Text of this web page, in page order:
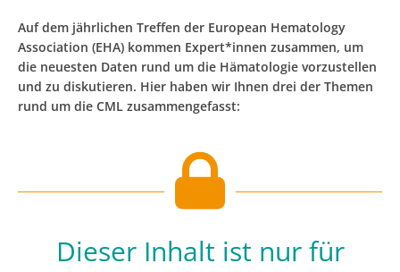
Auf dem jährlichen Treffen der European Hematology
Association (EHA) kommen Expert*innen zusammen, um
die neuesten Daten rund um die Hämatologie vorzustellen
und zu diskutieren. Hier haben wir Ihnen drei der Themen
rund um die CML zusammengefasst:
Dieser Inhalt ist nur für